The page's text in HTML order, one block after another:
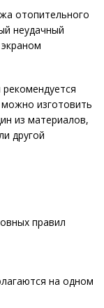
отопительного
неудачный
изготовить
из материалов,
другой
правил
на одном